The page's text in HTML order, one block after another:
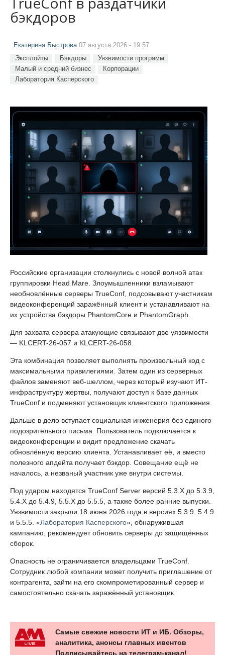
бэкдоров
Екатерина Быстрова07 августа 2026 - 19:57
Эксплойты Бэкдоры
Уязвимости программ
Малый и средний бизнес
Корпорации
Лаборатория Касперского
Российские организации столкнулись с новой волной атак
группировки Head Mare. Злоумышленники взламывают
необновлённые серверы TrueConf, подсовывают участникам
видеоконференций заражённый клиент и устанавливают на
их устройства бэкдоры PhantomCore и PhantomGraph.
Для захвата сервера атакующие связывают две уязвимости
— KLCERT-26-057 и KLCERT-26-058.
Эта комбинация позволяет выполнять произвольный код с
максимальными привилегиями. Затем один из серверных
файлов заменяют веб-шеллом, через который изучают ИТ-
инфраструктуру жертвы, получают доступ к базе данных
TrueConf и подменяют установщик клиентского приложения.
Дальше в дело вступает социальная инженерия без единого
подозрительного письма. Пользователь подключается к
видеоконференции и видит предложение скачать
обновлённую версию клиента. Устанавливает её, и вместо
полезного апдейта получает бэкдор. Совещание ещё не
началось, а незваный участник уже внутри системы.
Под ударом находятся TrueConf Server версий 5.3.X до 5.3.9,
5.4.X до 5.4.9, 5.5.X до 5.5.5, а также более ранние выпуски.
Уязвимости закрыли 18 июня 2026 года в версиях 5.3.9, 5.4.9
и 5.5.5. «Лаборатория Касперского», обнаружившая
кампанию, рекомендует обновить серверы до защищённых
сборок.
Опасность не ограничивается владельцами TrueConf.
Сотрудник любой компании может получить приглашение от
контрагента, зайти на его скомпрометированный сервер и
самостоятельно скачать заражённый установщик.
Самые свежие новости ИТ и ИБ. Обзоры,
аналитика, анонсы главных ивентов
Подписывайтесь на телеграм-канал!